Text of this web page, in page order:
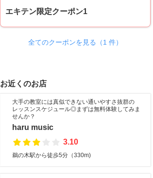
エキテン限定クーポン1
全てのクーポンを見る（1 件）
お近くのお店
大手の教室には真似できない通いやすさ抜群の
レッスンスケジュール◎まずは無料体験してみま
せんか？
haru music
3.10
鵜の木駅から徒歩5分（330m)